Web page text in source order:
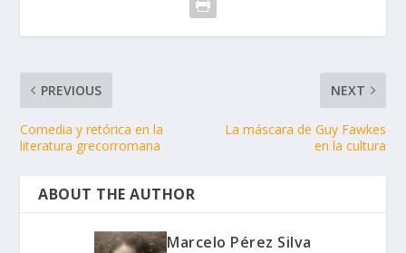
PREVIOUS
Comedia y retórica en la
literatura grecorromana
NEXT
La máscara de Guy Fawkes
en la cultura
ABOUT THE AUTHOR
Marcelo Pérez Silva